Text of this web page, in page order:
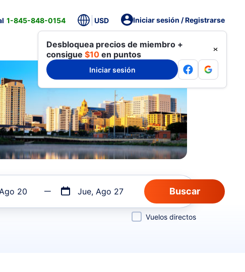
1-845-848-0154 USD Iniciar sesión / Registrarse
Desbloquea precios de miembro +
consigue $10 en puntos
Iniciar sesión
20 Jue, Ago 27
Vuelos directos